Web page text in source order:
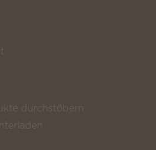
durchstöbern